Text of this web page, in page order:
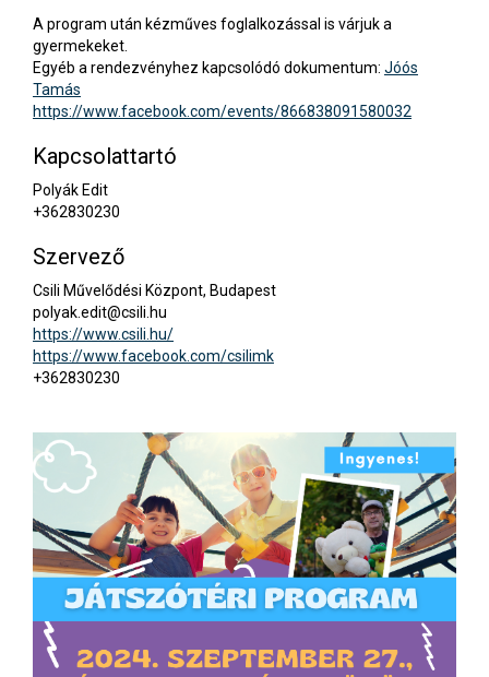
A program után kézműves foglalkozással is várjuk a
gyermekeket.
Egyéb a rendezvényhez kapcsolódó dokumentum: Jóós
Tamás
https://www.facebook.com/events/866838091580032
Kapcsolattartó
Polyák Edit
+362830230
Szervező
Csili Művelődési Központ, Budapest
polyak.edit@csili.hu
https://www.csili.hu/
https://www.facebook.com/csilimk
+362830230